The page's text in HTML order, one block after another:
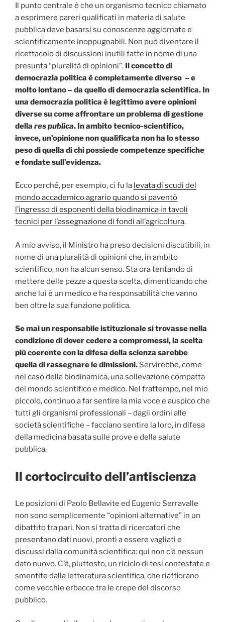
Il punto centrale è che un organismo tecnico chiamato
a esprimere pareri qualificati in materia di salute
pubblica deve basarsi su conoscenze aggiornate e
scientificamente inoppugnabili. Non può diventare il
ricettacolo di discussioni inutili fatte in nome di una
presunta “pluralità di opinioni”. Il concetto di
democrazia politica è completamente diverso – e
molto lontano –da quello di democrazia scientifica. In
una democrazia politica è legittimo avere opinioni
diverse su come affrontare un problema di gestione
della res publica. In ambito tecnico-scientifico,
invece, un’opinione non qualificata non ha lo stesso
peso di quella di chi possiede competenze specifiche
e fondate sull’evidenza.
Ecco perché, per esempio, ci fu la levata di scudi del
mondo accademico agrario quando si paventò
l’ingresso di esponenti della biodinamica in tavoli
tecnici per l’assegnazione di fondi all’agricoltura.
A mio avviso, il Ministro ha preso decisioni discutibili, in
nome di una pluralità di opinioni che, in ambito
scientifico, non ha alcun senso. Sta ora tentando di
mettere delle pezze a questa scelta, dimenticando che
anche lui è un medico e ha responsabilità che vanno
ben oltre la sua funzione politica.
Se mai un responsabile istituzionale si trovasse nella
condizione di dover cedere a compromessi, la scelta
più coerente con la difesa della scienza sarebbe
quella di rassegnare le dimissioni. Servirebbe, come
nel caso della biodinamica, una sollevazione compatta
del mondo scientifico e medico. Nel frattempo, nel mio
piccolo, continuo a far sentire la mia voce e auspico che
tutti gli organismi professionali – dagli ordini alle
società scientifiche – facciano sentire la loro, in difesa
della medicina basata sulle prove e della salute
pubblica.
Il cortocircuito dell’antiscienza
Le posizioni di Paolo Bellavite ed Eugenio Serravalle
non sono semplicemente “opinioni alternative” in un
dibattito tra pari. Non si tratta di ricercatori che
presentano dati nuovi, pronti a essere vagliati e
discussi dalla comunità scientifica: qui non c’è nessun
dato nuovo. C’è, piuttosto, un riciclo di tesi contestate e
smentite dalla letteratura scientifica, che riaffiorano
come vecchie erbacce tra le crepe del discorso
pubblico.